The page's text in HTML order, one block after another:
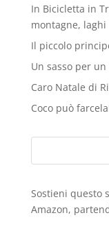
In Bicicletta in
montagne,
Il piccolo
Un sasso per
Caro Natale di
Coco può
Sostieni questo
Amazon,